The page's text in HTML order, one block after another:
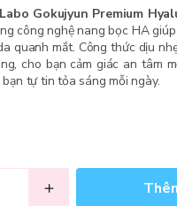
Gokujyun Premium
công nghệ nang bọc HA
quanh mắt. Công thức dịu
cho bạn cảm giác an tâm
tự tin tỏa sáng mỗi ngày.